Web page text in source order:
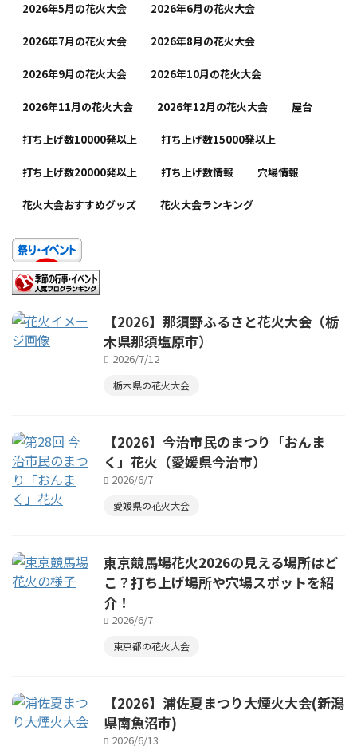
2026年5月の花火大会 2026年6月の花火大会
2026年7月の花火大会 2026年8月の花火大会
2026年9月の花火大会 2026年10月の花火大会
2026年11月の花火大会 2026年12月の花火大会 屋台
打ち上げ数10000発以上 打ち上げ数15000発以上
打ち上げ数20000発以上 打ち上げ数情報 穴場情報
花火大会おすすめグッズ 花火大会ランキング
【2026】那須野ふるさと花火大会（栃
木県那須塩原市）
2026/7/12
栃木県の花火大会
【2026】今治市民のまつり「おんま
く」花火（愛媛県今治市）
2026/6/7
愛媛県の花火大会
東京競馬場花火2026の見える場所はど
こ？打ち上げ場所や穴場スポットを紹
介！
2026/6/7
東京都の花火大会
【2026】浦佐夏まつり大煙火大会(新潟
県南魚沼市)
2026/6/13